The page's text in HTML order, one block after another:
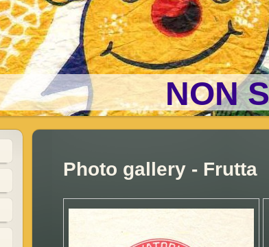
NON
Photo gallery - Frutta